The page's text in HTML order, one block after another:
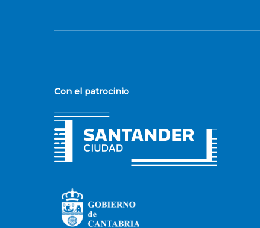
Con el patrocinio